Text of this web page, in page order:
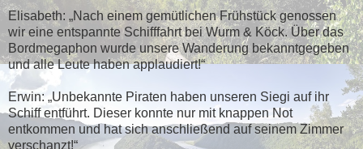
Elisabeth: „Nach einem gemütlichen Frühstück genossen
wir eine entspannte Schifffahrt bei Wurm & Köck. Über das
Bordmegaphon wurde unsere Wanderung bekanntgegeben
und alle Leute haben applaudiert!“
Erwin: „Unbekannte Piraten haben unseren Siegi auf ihr
Schiff entführt. Dieser konnte nur mit knappen Not
entkommen und hat sich anschließend auf seinem Zimmer
verschanzt!“